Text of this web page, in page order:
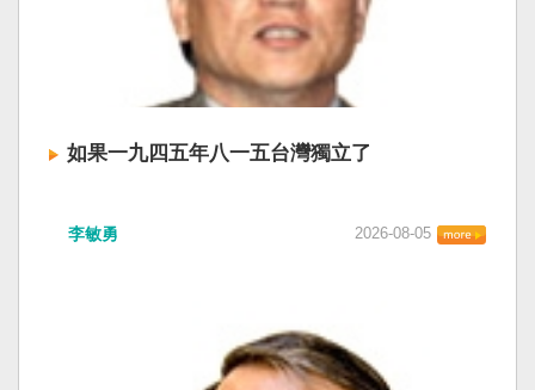
如果一九四五年八一五台灣獨立了
李敏勇 2026-08-05